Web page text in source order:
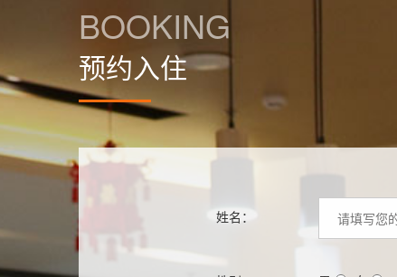
BOOKING
预约入住
姓名：